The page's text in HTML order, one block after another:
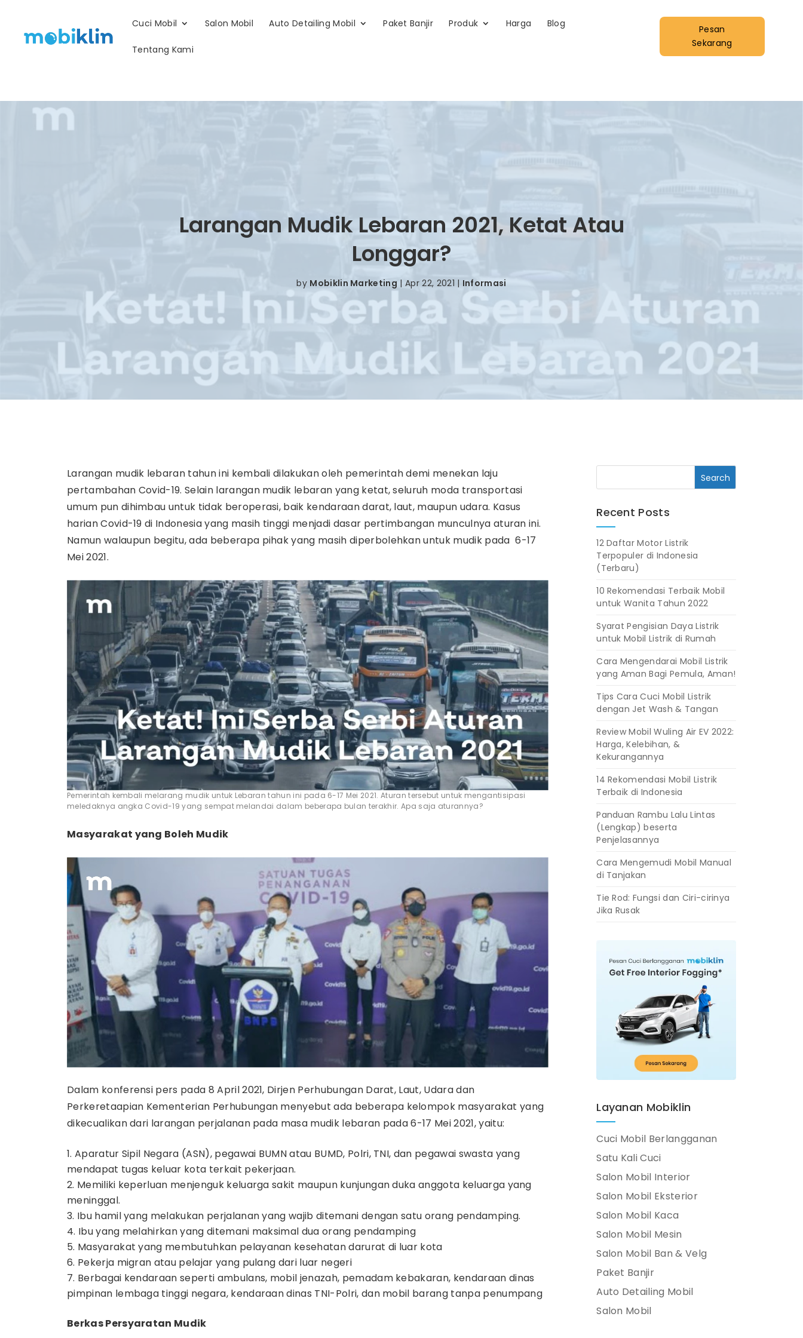
Cuci Mobil Salon Mobil Auto Detailing Mobil Paket Banjir Produk Harga Blog
Tentang Kami
Pesan
Sekarang
Larangan Mudik Lebaran 2021, Ketat Atau
Longgar?
by Mobiklin Marketing | Apr 22, 2021 | Informasi
Larangan mudik lebaran tahun ini kembali dilakukan oleh pemerintah demi menekan laju
pertambahan Covid-19. Selain larangan mudik lebaran yang ketat, seluruh moda transportasi
umum pun dihimbau untuk tidak beroperasi, baik kendaraan darat, laut, maupun udara. Kasus
harian Covid-19 di Indonesia yang masih tinggi menjadi dasar pertimbangan munculnya aturan ini.
Namun walaupun begitu, ada beberapa pihak yang masih diperbolehkan untuk mudik pada 6-17
Mei 2021.
Pemerintah kembali melarang mudik untuk Lebaran tahun ini pada 6-17 Mei 2021. Aturan tersebut untuk mengantisipasi
meledaknya angka Covid-19 yang sempat melandai dalam beberapa bulan terakhir. Apa saja aturannya?
Masyarakat yang Boleh Mudik
Dalam konferensi pers pada 8 April 2021, Dirjen Perhubungan Darat, Laut, Udara dan
Perkeretaapian Kementerian Perhubungan menyebut ada beberapa kelompok masyarakat yang
dikecualikan dari larangan perjalanan pada masa mudik lebaran pada 6-17 Mei 2021, yaitu:
Aparatur Sipil Negara (ASN), pegawai BUMN atau BUMD, Polri, TNI, dan pegawai swasta yang
mendapat tugas keluar kota terkait pekerjaan.
Memiliki keperluan menjenguk keluarga sakit maupun kunjungan duka anggota keluarga yang
meninggal.
Ibu hamil yang melakukan perjalanan yang wajib ditemani dengan satu orang pendamping.
Ibu yang melahirkan yang ditemani maksimal dua orang pendamping
Masyarakat yang membutuhkan pelayanan kesehatan darurat di luar kota
Pekerja migran atau pelajar yang pulang dari luar negeri
Berbagai kendaraan seperti ambulans, mobil jenazah, pemadam kebakaran, kendaraan dinas
pimpinan lembaga tinggi negara, kendaraan dinas TNI-Polri, dan mobil barang tanpa penumpang
Berkas Persyaratan Mudik
Recent Posts
12 Daftar Motor Listrik
Terpopuler di Indonesia
(Terbaru)
10 Rekomendasi Terbaik Mobil
untuk Wanita Tahun 2022
Syarat Pengisian Daya Listrik
untuk Mobil Listrik di Rumah
Cara Mengendarai Mobil Listrik
yang Aman Bagi Pemula, Aman!
Tips Cara Cuci Mobil Listrik
dengan Jet Wash & Tangan
Review Mobil Wuling Air EV 2022:
Harga, Kelebihan, &
Kekurangannya
14 Rekomendasi Mobil Listrik
Terbaik di Indonesia
Panduan Rambu Lalu Lintas
(Lengkap) beserta
Penjelasannya
Cara Mengemudi Mobil Manual
di Tanjakan
Tie Rod: Fungsi dan Ciri-cirinya
Jika Rusak
Layanan Mobiklin
Cuci Mobil Berlangganan
Satu Kali Cuci
Salon Mobil Interior
Salon Mobil Eksterior
Salon Mobil Kaca
Salon Mobil Mesin
Salon Mobil Ban & Velg
Paket Banjir
Auto Detailing Mobil
Salon Mobil